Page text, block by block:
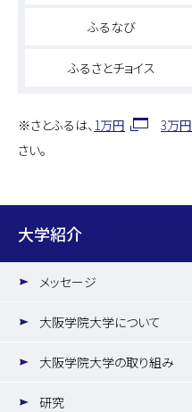
ふるなび
ふるさとチョイス
※さとふるは、1万円 3万円
さい。
大学紹介
メッセージ
大阪学院大学について
大阪学院大学の取り組み
研究